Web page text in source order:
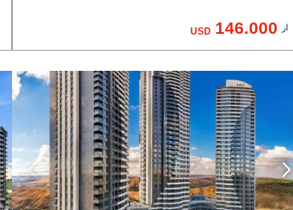
از 146.000
USD
مشاهده جزئیات
با نمایندگی تماس بگیرید